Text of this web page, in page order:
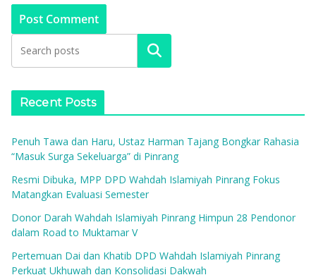
Search
Recent Posts
Penuh Tawa dan Haru, Ustaz Harman Tajang Bongkar Rahasia
“Masuk Surga Sekeluarga” di Pinrang
Resmi Dibuka, MPP DPD Wahdah Islamiyah Pinrang Fokus
Matangkan Evaluasi Semester
Donor Darah Wahdah Islamiyah Pinrang Himpun 28 Pendonor
dalam Road to Muktamar V
Pertemuan Dai dan Khatib DPD Wahdah Islamiyah Pinrang
Perkuat Ukhuwah dan Konsolidasi Dakwah